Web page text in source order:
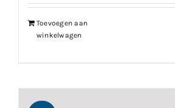
€219.99.€197.99.
Toevoegen aan
winkelwagen